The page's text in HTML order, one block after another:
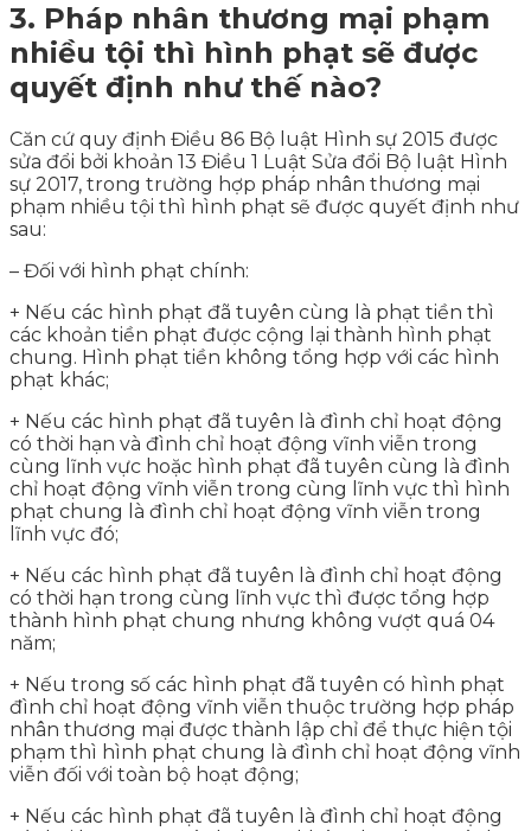
3. Pháp nhân thương mại phạm
nhiều tội thì hình phạt sẽ được
quyết định như thế nào?
Căn cứ quy định Điều 86 Bộ luật Hình sự 2015 được
sửa đổi bởi khoản 13 Điều 1 Luật Sửa đổi Bộ luật Hình
sự 2017, trong trường hợp pháp nhân thương mại
phạm nhiều tội thì hình phạt sẽ được quyết định như
sau:
– Đối với hình phạt chính:
+ Nếu các hình phạt đã tuyên cùng là phạt tiền thì
các khoản tiền phạt được cộng lại thành hình phạt
chung. Hình phạt tiền không tổng hợp với các hình
phạt khác;
+ Nếu các hình phạt đã tuyên là đình chỉ hoạt động
có thời hạn và đình chỉ hoạt động vĩnh viễn trong
cùng lĩnh vực hoặc hình phạt đã tuyên cùng là đình
chỉ hoạt động vĩnh viễn trong cùng lĩnh vực thì hình
phạt chung là đình chỉ hoạt động vĩnh viễn trong
lĩnh vực đó;
+ Nếu các hình phạt đã tuyên là đình chỉ hoạt động
có thời hạn trong cùng lĩnh vực thì được tổng hợp
thành hình phạt chung nhưng không vượt quá 04
năm;
+ Nếu trong số các hình phạt đã tuyên có hình phạt
đình chỉ hoạt động vĩnh viễn thuộc trường hợp pháp
nhân thương mại được thành lập chỉ để thực hiện tội
phạm thì hình phạt chung là đình chỉ hoạt động vĩnh
viễn đối với toàn bộ hoạt động;
+ Nếu các hình phạt đã tuyên là đình chỉ hoạt động